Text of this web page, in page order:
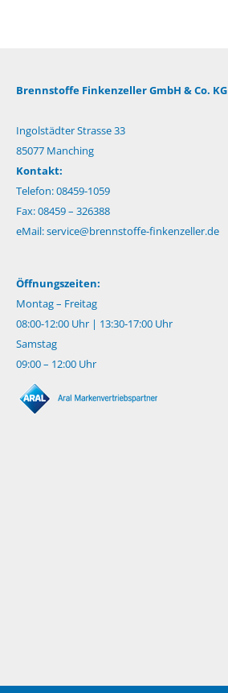
Brennstoffe Finkenzeller GmbH & Co. KG
Ingolstädter Strasse 33
85077 Manching
Kontakt:
Telefon: 08459-1059
Fax: 08459 – 326388
eMail:service@brennstoffe-finkenzeller.de
Öffnungszeiten:
Montag – Freitag
08:00-12:00 Uhr | 13:30-17:00 Uhr
Samstag
09:00 – 12:00 Uhr